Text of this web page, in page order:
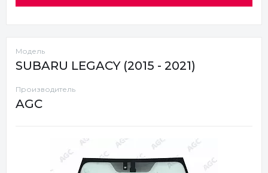
Модель
SUBARU LEGACY (2015 - 2021)
Производитель
AGC